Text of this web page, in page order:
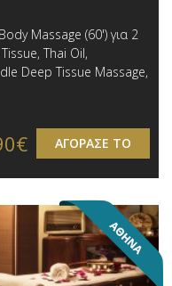
Massage (60') για 2
Thai Oil,
Deep Tissue Massage,
ΑΓΟΡΑΣΕ ΤΟ